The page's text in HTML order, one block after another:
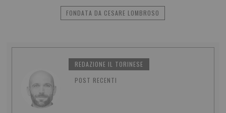
FONDATA DA CESARE LOMBROSO
REDAZIONE IL TORINESE
POST RECENTI